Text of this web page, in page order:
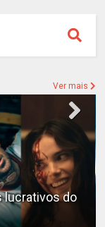
Ver mais
lucrativos do